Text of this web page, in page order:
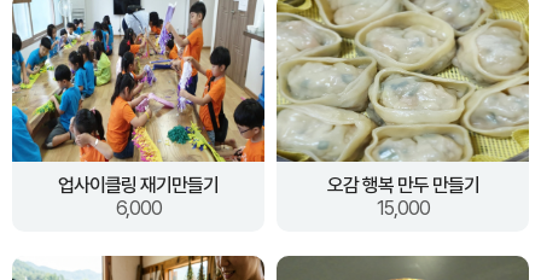
업사이클링 재기만들기
6,000
오감 행복 만두 만들기
15,000